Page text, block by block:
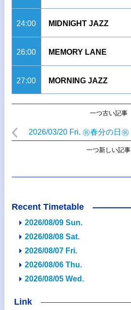
24:00 MIDNIGHT JAZZ
26:00 MEMORY LANE
27:00 MORNING JAZZ
一つ古い記事
2026/03/20 Fri. ㊗春分の日㊗
一つ新しい記事
Recent Timetable
2026/08/09 Sun.
2026/08/08 Sat.
2026/08/07 Fri.
2026/08/06 Thu.
2026/08/05 Wed.
Link